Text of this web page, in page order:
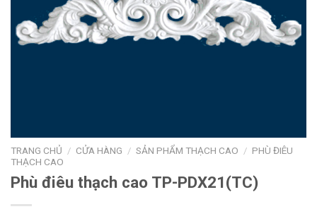
TRANG CHỦ / CỬA HÀNG / SẢN PHẨM THẠCH CAO / PHÙ ĐIÊU
THẠCH CAO
Phù điêu thạch cao TP-PDX21(TC)